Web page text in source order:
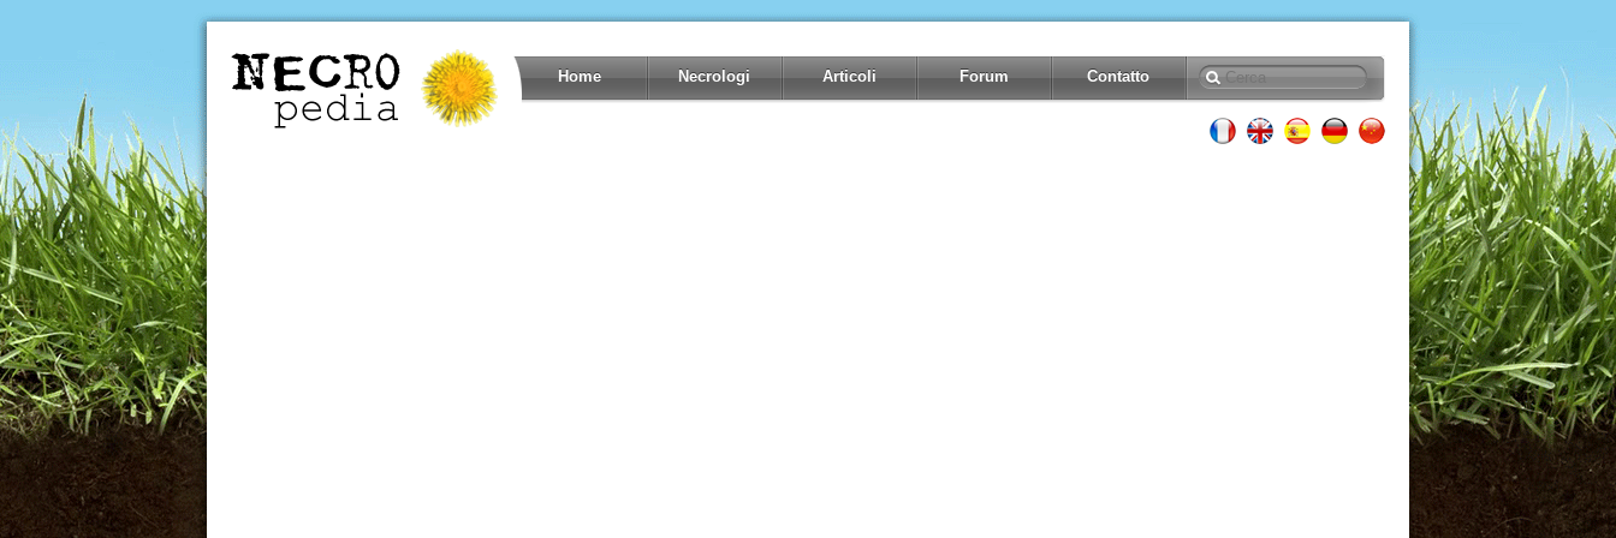
Home Necrologi Articoli Forum Contatto